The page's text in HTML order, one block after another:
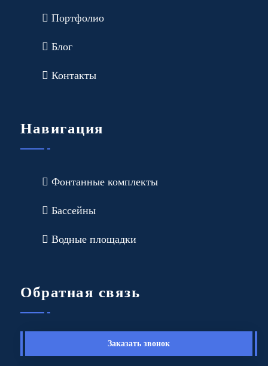
Портфолио
Блог
Контакты
Навигация
Фонтанные комплекты
Бассейны
Водные площадки
Обратная связь
Заказать звонок